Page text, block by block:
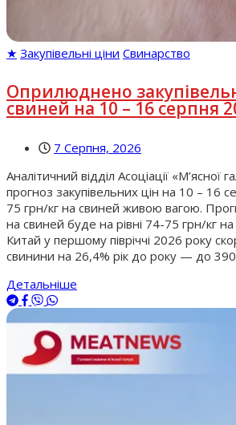
★ Закупівельні ціни Свинарство
Оприлюднено
свиней на 10 – 16 серпня
7 Серпня, 2026
Аналітичний відділ Асоціації «М’ясної
прогноз закупівельних цін на 10 – 16
75 грн/кг на свиней живою вагою.
на свиней буде на рівні 74-75 грн/кг
Китай у першому півріччі 2026 року
свинини на 26,4% рік до року — до
Детальніше